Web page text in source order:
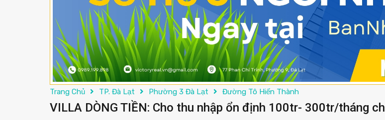
Trang Chủ TP. Đà Lạt Phường 3 Đà Lạt Đường Tô Hiến Thành
VILLA DÒNG TIỀN: Cho thu nhập ổn định 100tr- 300tr/tháng